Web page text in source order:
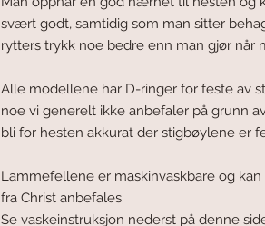
svært godt, samtidig som man sitter
rytters trykk noe bedre enn man gjør når
Alle modellene har D-ringer for feste av
noe vi generelt ikke anbefaler på grunn
bli for hesten akkurat der stigbøylene er
Lammefellene er maskinvaskbare og
fra Christ anbefales.
Se vaskeinstruksjon nederst på denne